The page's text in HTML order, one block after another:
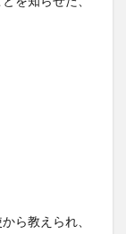
ら教えられ、